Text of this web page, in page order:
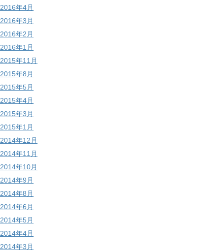
2016年4月
2016年3月
2016年2月
2016年1月
2015年11月
2015年8月
2015年5月
2015年4月
2015年3月
2015年1月
2014年12月
2014年11月
2014年10月
2014年9月
2014年8月
2014年6月
2014年5月
2014年4月
2014年3月